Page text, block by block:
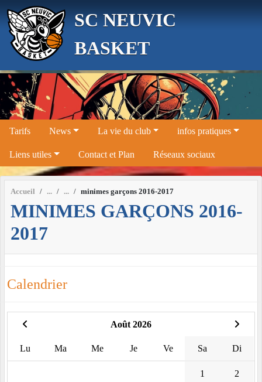
SC NEUVIC
BASKET
Tarifs News La vie du club infos pratiques
Liens utiles Contact et Plan Réseaux sociaux
Accueil minimes garçons 2016-2017
MINIMES GARÇONS 2016-
2017
Calendrier
Août 2026
Lu Ma Me Je Ve Sa Di
1 2
Panneau de gestion des cookies